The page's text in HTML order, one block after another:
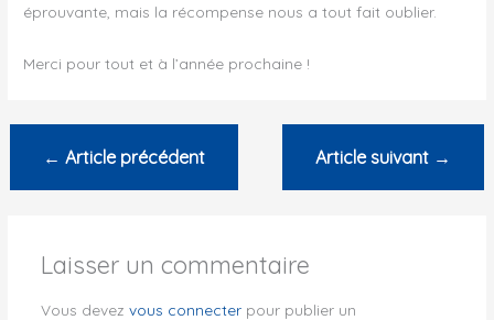
éprouvante, mais la récompense nous a tout fait oublier.
Merci pour tout et à l’année prochaine !
← Article précédent Article suivant →
Laisser un commentaire
Vous devez vous connecterpour publier un